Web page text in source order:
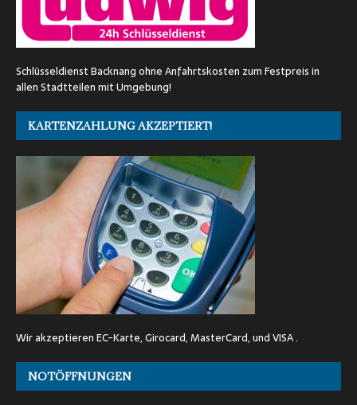
Schlüsseldienst Backnang ohne Anfahrtskosten zum Festpreis in
allen Stadtteilen mit Umgebung!
KARTENZAHLUNG AKZEPTIERT!
Wir akzeptieren EC-Karte, Girocard, MasterCard, und VISA .
NOTÖFFNUNGEN